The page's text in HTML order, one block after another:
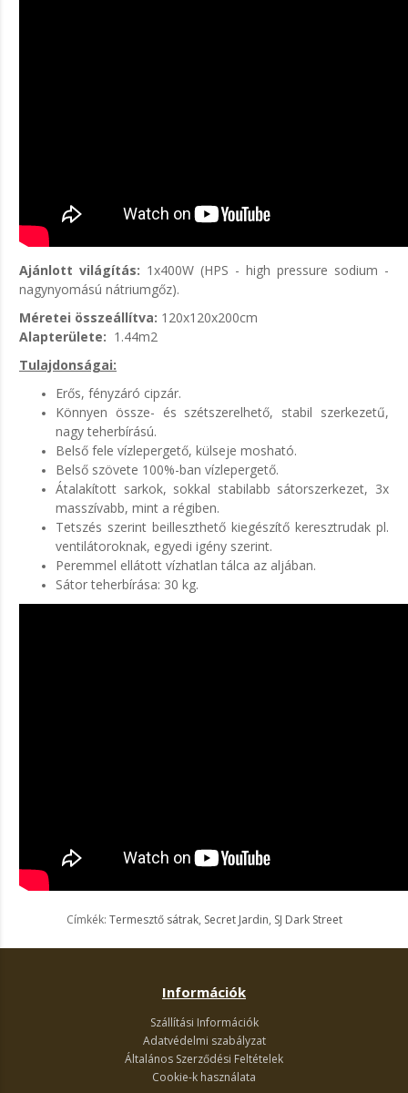
Ajánlott világítás: 1x400W (HPS - high pressure sodium -
nagynyomású nátriumgőz).
Méretei összeállítva: 120x120x200cm
Alapterülete: 1.44m2
Tulajdonságai:
Erős, fényzáró cipzár.
Könnyen össze- és szétszerelhető, stabil szerkezetű,
nagy teherbírású.
Belső fele vízlepergető, külseje mosható.
Belső szövete 100%-ban vízlepergető.
Átalakított sarkok, sokkal stabilabb sátorszerkezet, 3x
masszívabb, mint a régiben.
Tetszés szerint beilleszthető kiegészítő keresztrudak pl.
ventilátoroknak, egyedi igény szerint.
Peremmel ellátott vízhatlan tálca az aljában.
Sátor teherbírása: 30 kg.
Címkék: Termesztő sátrak, Secret Jardin, SJ Dark Street
Információk
Szállítási Információk
Adatvédelmi szabályzat
Általános Szerződési Feltételek
Cookie-k használata